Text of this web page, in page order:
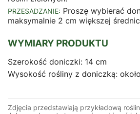
PRZESADZANIE: Proszę wybierać
maksymalnie 2 cm większej
WYMIARY PRODUKTU
Szerokość doniczki: 14 cm
Wysokość rośliny z doniczką:
Zdjęcia przedstawiają przykładową